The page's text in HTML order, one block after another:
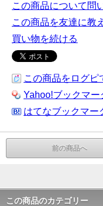
この商品について問
この商品を友達に教
買い物を続ける
この商品をログピ
Yahoo!ブックマー
はてなブックマー
前の商品へ
この商品のカテゴリー